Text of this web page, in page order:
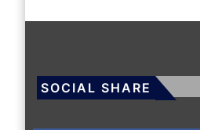
SOCIAL SHARE